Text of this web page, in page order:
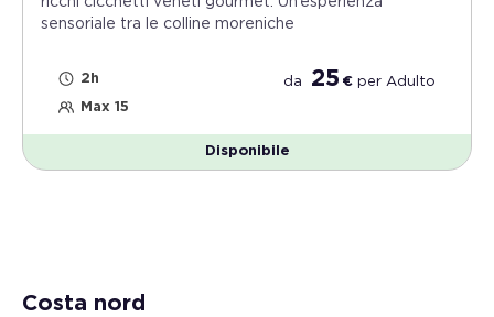
sensoriale tra le colline moreniche
2h
Max 15
da 25 € per Adulto
Disponibile
Costa nord